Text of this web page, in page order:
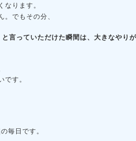
なります。
。 でもその分、
と言っていただけた瞬間は、 大きなやり
です。
毎日です。